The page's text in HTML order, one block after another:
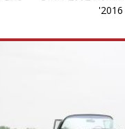
'2016